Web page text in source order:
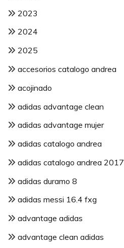
2023
2024
2025
accesorios catalogo andrea
acojinado
adidas advantage clean
adidas advantage mujer
adidas catalogo andrea
adidas catalogo andrea 2017
adidas duramo 8
adidas messi 16.4 fxg
advantage adidas
advantage clean adidas